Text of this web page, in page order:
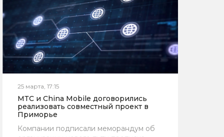
25 марта, 17:15
МТС и China Mobile договорились
реализовать совместный проект в
Приморье
Компании подписали меморандум об